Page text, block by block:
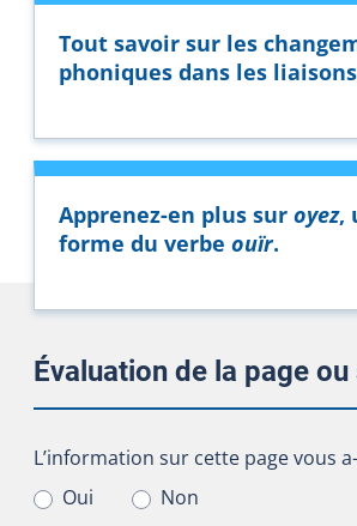
Tout savoir sur les
phoniques dans les
Apprenez-en plus sur oyez,
forme du verbe ouïr.
Évaluation de la page
L’information sur cette page vous
L’information sur cette page vous
Oui
Non